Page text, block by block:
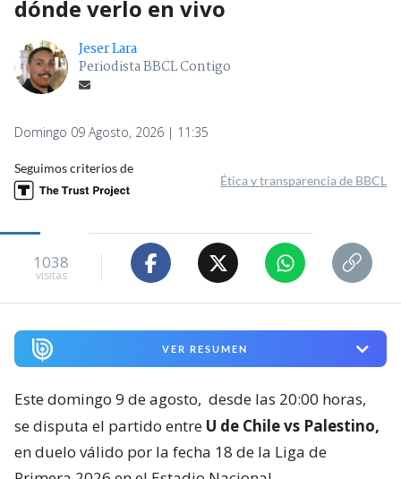
dónde verlo en vivo
Jeser Lara
Periodista BBCL Contigo
Domingo 09 Agosto, 2026 | 11:35
Seguimos criterios de
Ética y transparencia de BBCL
1038
visitas
VER RESUMEN
Este domingo 9 de agosto, desde las 20:00 horas,
se disputa el partido entre U de Chile vs Palestino,
en duelo válido por la fecha 18 de la Liga de